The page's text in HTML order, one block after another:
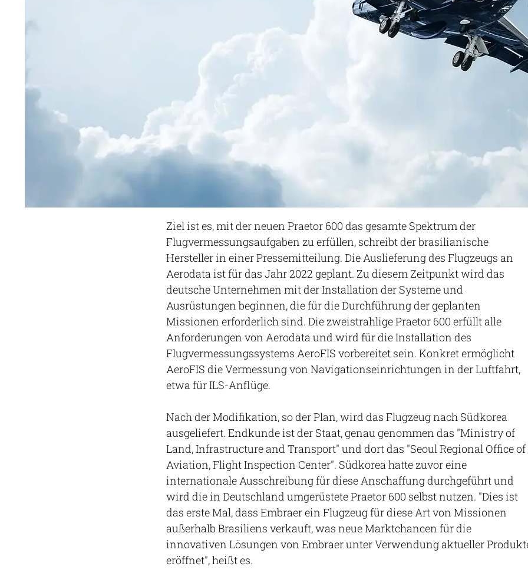
Ziel ist es, mit der neuen Praetor 600 das gesamte Spektrum der
Flugvermessungsaufgaben zu erfüllen, schreibt der brasilianische
Hersteller in einer Pressemitteilung. Die Auslieferung des Flugzeugs an
Aerodata ist für das Jahr 2022 geplant. Zu diesem Zeitpunkt wird das
deutsche Unternehmen mit der Installation der Systeme und
Ausrüstungen beginnen, die für die Durchführung der geplanten
Missionen erforderlich sind. Die zweistrahlige Praetor 600 erfüllt alle
Anforderungen von Aerodata und wird für die Installation des
Flugvermessungssystems AeroFIS vorbereitet sein. Konkret ermöglicht
AeroFIS die Vermessung von Navigationseinrichtungen in der Luftfahrt,
etwa für ILS-Anflüge.
Nach der Modifikation, so der Plan, wird das Flugzeug nach Südkorea
ausgeliefert. Endkunde ist der Staat, genau genommen das "Ministry of
Land, Infrastructure and Transport" und dort das "Seoul Regional Office of
Aviation, Flight Inspection Center". Südkorea hatte zuvor eine
internationale Ausschreibung für diese Anschaffung durchgeführt und
wird die in Deutschland umgerüstete Praetor 600 selbst nutzen. "Dies ist
das erste Mal, dass Embraer ein Flugzeug für diese Art von Missionen
außerhalb Brasiliens verkauft, was neue Marktchancen für die
innovativen Lösungen von Embraer unter Verwendung aktueller
eröffnet", heißt es.